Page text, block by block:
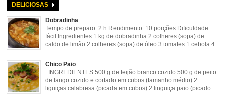
DELICIOSAS
Dobradinha
Tempo de preparo: 2 h Rendimento: 10 porções Dificuldade:
fácil Ingredientes 1 kg de dobradinha 2 colheres (sopa) de
caldo de limão 2 colheres (sopa) de óleo 3 tomates 1 cebola 4
gosto Modo de Preparo: Lavar muito bem a dobradinha com limão. Deixar de
molho […]
Chico Paio
INGREDIENTES 500 g de feijão branco cozido 500 g de peito
de fango cozido e cortado em cubos (tamanho médio) 2
liguiças calabresa (picada em cubos) 2 linguiça paio (picado